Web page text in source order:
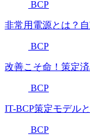
BCP
非常用電源とは？
BCP
改善こそ命！策定
BCP
IT-BCP策定モデル
BCP